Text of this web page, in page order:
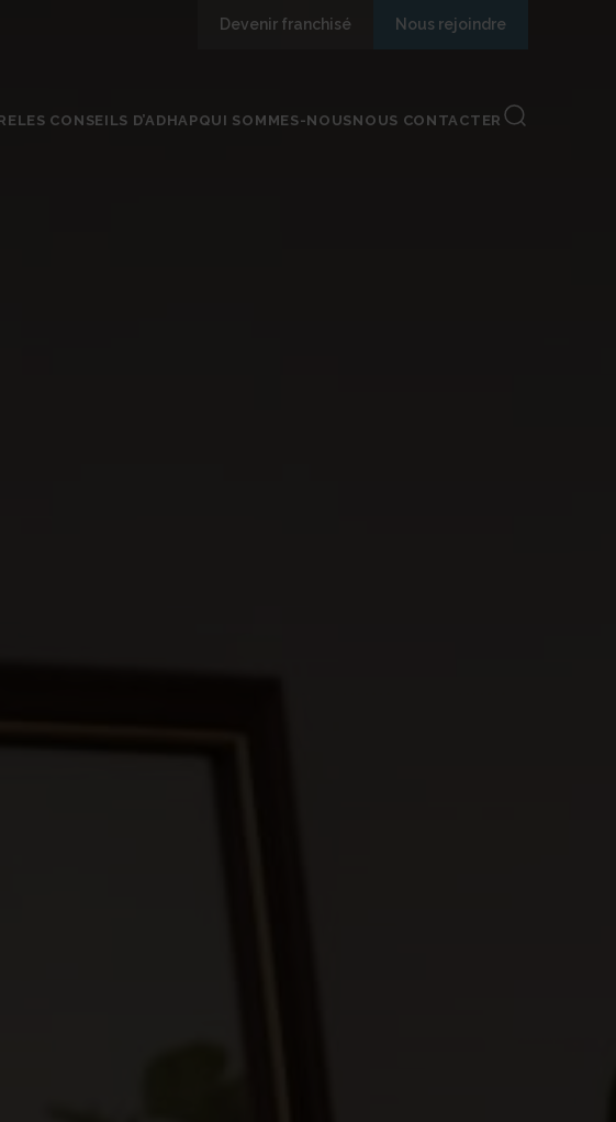
Devenir franchisé Nous rejoindre
LES CONSEILS D’ADHAPQUI SOMMES-NOUSNOUS CONTACTER